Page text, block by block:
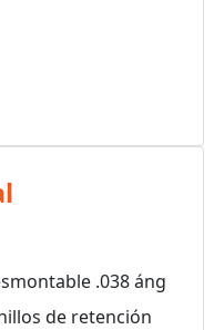
.038 áng
de retención